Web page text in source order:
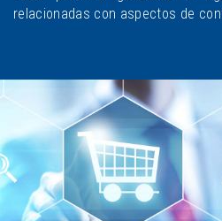
relacionadas con aspectos de